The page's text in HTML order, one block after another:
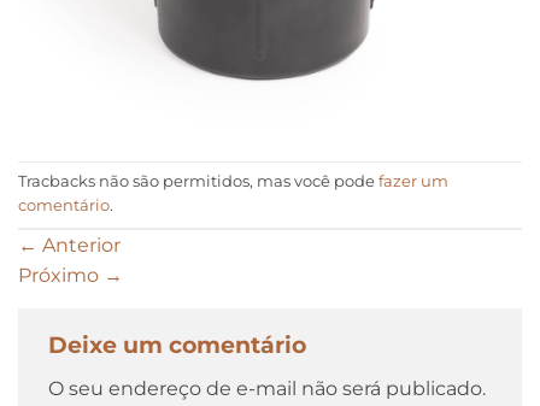
Tracbacks não são permitidos, mas você pode fazer um
comentário.
← Anterior
Próximo →
Deixe um comentário
O seu endereço de e-mail não será publicado.